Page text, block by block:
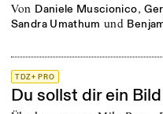
von Daniele Muscionico,
Sandra Umathum und
TDZ+ PRO
Du sollst dir ein